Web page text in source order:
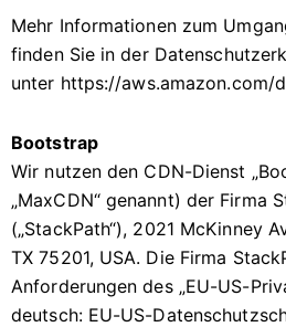
Mehr Informationen zum
finden Sie in der
unter https://aws.amazon.com/
Bootstrap
Wir nutzen den CDN-Dienst
„MaxCDN“ genannt) der Firma
(„StackPath“), 2021 McKinney
TX 75201, USA. Die Firma
Anforderungen des „EU-US-
deutsch: EU-US-